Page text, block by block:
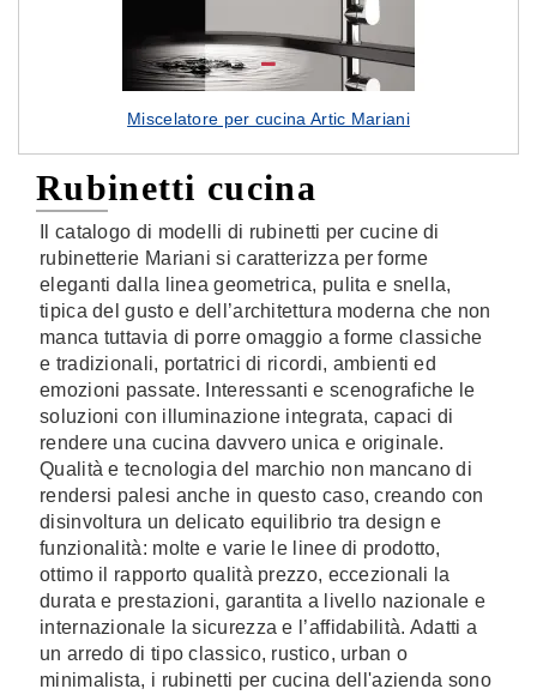
Miscelatore per cucina Artic Mariani
Rubinetti cucina
Il catalogo di modelli di rubinetti per cucine di
rubinetterie Mariani si caratterizza per forme
eleganti dalla linea geometrica, pulita e snella,
tipica del gusto e dell’architettura moderna che non
manca tuttavia di porre omaggio a forme classiche
e tradizionali, portatrici di ricordi, ambienti ed
emozioni passate. Interessanti e scenografiche le
soluzioni con illuminazione integrata, capaci di
rendere una cucina davvero unica e originale.
Qualità e tecnologia del marchio non mancano di
rendersi palesi anche in questo caso, creando con
disinvoltura un delicato equilibrio tra design e
funzionalità: molte e varie le linee di prodotto,
ottimo il rapporto qualità prezzo, eccezionali la
durata e prestazioni, garantita a livello nazionale e
internazionale la sicurezza e l’affidabilità. Adatti a
un arredo di tipo classico, rustico, urban o
minimalista, i rubinetti per cucina dell'azienda sono